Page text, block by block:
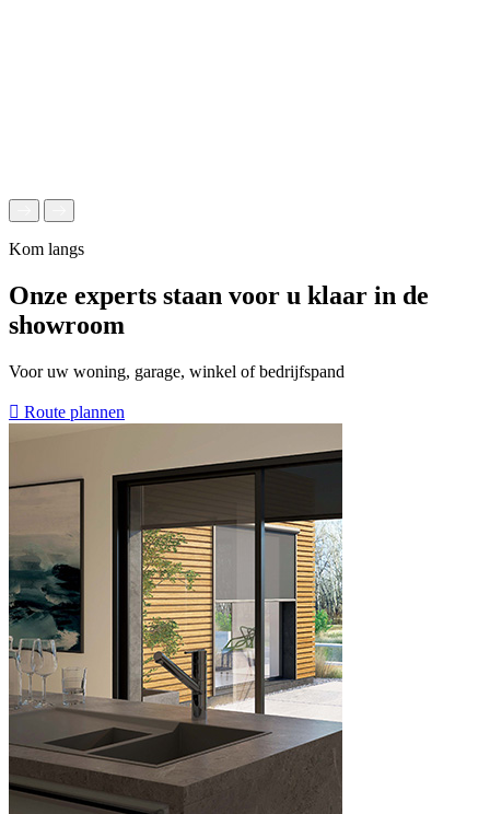
Kom langs
Onze experts staan voor u klaar in de
showroom
Voor uw woning, garage, winkel of bedrijfspand
Route plannen